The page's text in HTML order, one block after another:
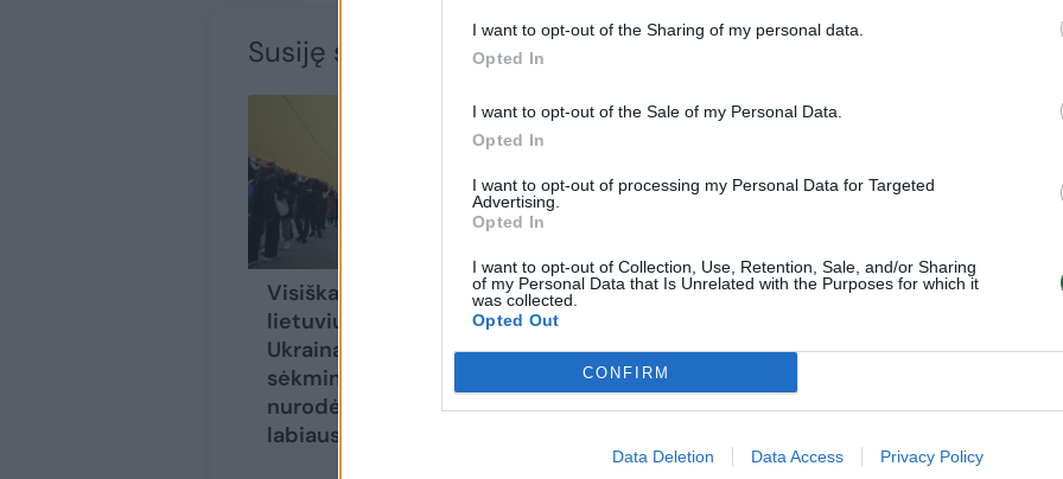
I want to opt-out of the Sharing of my personal data.
Opted In
I want to opt-out of the Sale of my Personal Data.
Opted In
I want to opt-out of processing my Personal Data for Targeted
Advertising.
Opted In
I want to opt-out of Collection, Use, Retention, Sale, and/or Sharing
of my Personal Data that Is Unrelated with the Purposes for which it
was collected.
Opted Out
CONFIRM
Data Deletion Data Access Privacy Policy
Susiję straipsniai
Visiškai sustojusią
lietuvių paramą
Ukrainai atgaivino
sėkminga kontrataka:
nurodė, ko reikia
labiausiai
Lietuvos politikai
neišmoko karo
Ukrainoje pamokų? Š.
Jasiukevičius: „Tai
yra pagalba priešui“
Pavojingas išpuolis
paramos Ukrainai
automobiliais,
atsidurti pas priešus